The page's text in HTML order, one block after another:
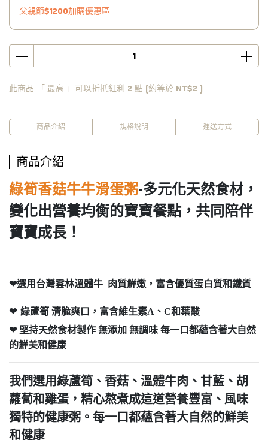
父親節$1200加購優惠區
此商品 「 最高 」可以折抵紅利 2 點 (約等於 NT$2 )
商品介紹 規格說明 運送方式
商品介紹
綠筍香菇牛牛滑蛋粥-多元化天然食材，
變化出營養均衡的寶寶餐點，共同陪伴
寶寶成長！
❤選用台灣雲林溫體牛 肉質鮮嫩，富含優質蛋白質和鐵質
❤ 綠蘆筍 清脆爽口，富含維生素A、C和葉酸
❤ 堅持天然食材製作 無添加 無調味 每一口都蘊含著大自然
的鮮美和健康
我們選用綠蘆筍、香菇、溫體牛肉、甘藍、胡
蘿蔔和雞蛋，精心熬煮成這道營養豐富、風味
獨特的健康粥。每一口都蘊含著大自然的鮮美
和健康